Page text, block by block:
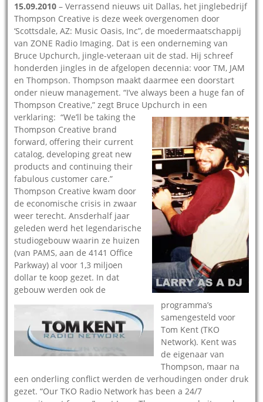
15.09.2010 – Verrassend nieuws uit Dallas, het jinglebedrijf
Thompson Creative is deze week overgenomen door
‘Scottsdale, AZ: Music Oasis, Inc”, de moedermaatschappij
van ZONE Radio Imaging. Dat is een onderneming van
Bruce Upchurch, jingle-veteraan uit de stad. Hij schreef
honderden jingles in de afgelopen decennia: voor TM, JAM
en Thompson. Thompson maakt daarmee een doorstart
onder nieuw management. “I’ve always been a huge fan of
Thompson Creative,” zegt Bruce Upchurch in een
verklaring: “We’ll be taking the
Thompson Creative brand
forward, offering their current
catalog, developing great new
products and continuing their
fabulous customer care.”
Thompson Creative kwam door
de economische crisis in zwaar
weer terecht. Ansderhalf jaar
geleden werd het legendarische
studiogebouw waarin ze huizen
(van PAMS, aan de 4141 Office
Parkway) al voor 1,3 miljoen
dollar te koop gezet. In dat
gebouw werden ook de
programma’s
samengesteld voor
Tom Kent (TKO
Network). Kent was
de eigenaar van
Thompson, maar na
een onderling conflict werden de verhoudingen onder druk
gezet. “Our TKO Radio Network has been a 24/7